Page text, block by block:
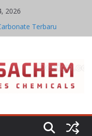
2026
Terbaru